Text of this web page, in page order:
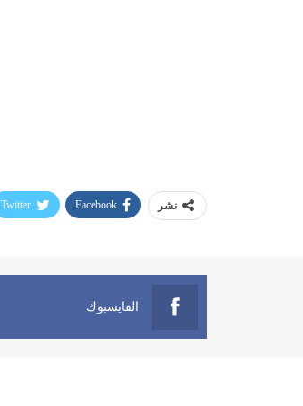
نشر Facebook
Twitter
الفايسبوك